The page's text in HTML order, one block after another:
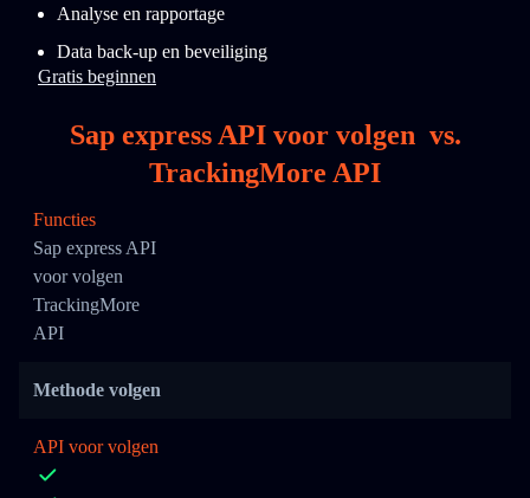
Analyse en rapportage
Data back-up en beveiliging
Gratis beginnen
Sap express API voor volgen vs.
TrackingMore API
Functies
Sap express API
voor volgen
TrackingMore
API
Methode volgen
API voor volgen